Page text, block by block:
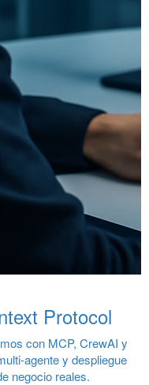
Protocol
con MCP, CrewAI y
agente y despliegue
negocio reales.